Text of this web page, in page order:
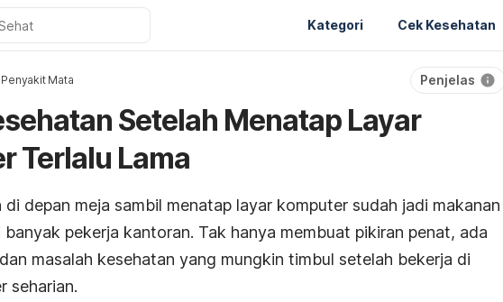
Kategori Cek Kesehatan
Penyakit Mata Penjelas
Setelah Menatap Layar
Terlalu Lama
di depan meja sambil menatap layar komputer sudah jadi makanan
pekerja kantoran. Tak hanya membuat pikiran penat, ada
masalah kesehatan yang mungkin timbul setelah bekerja di
seharian.